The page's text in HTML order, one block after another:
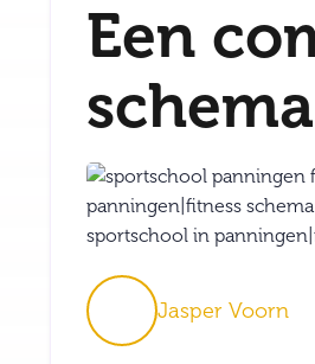
Een
Jasper Voorn